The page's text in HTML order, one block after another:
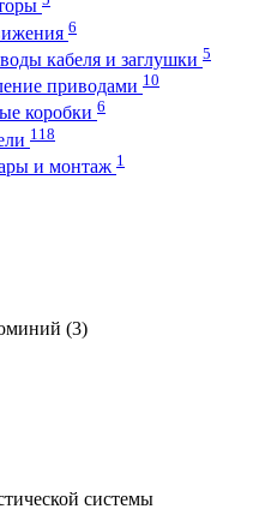
6
кабеля и заглушки 5
приводами 10
коробки 6
118
и монтаж 1
(3)
системы